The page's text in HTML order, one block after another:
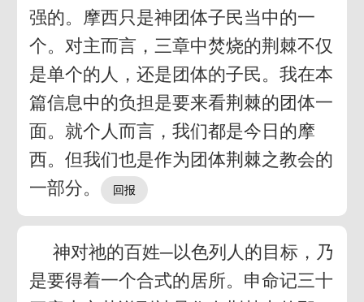
强的。摩西只是神团体子民当中的一
个。对主而言，三章中焚烧的荆棘不仅
是单个的人，还是团体的子民。我在本
篇信息中的负担是要来看荆棘的团体一
面。就个人而言，我们都是今日的摩
西。但我们也是作为团体荆棘之教会的
一部分。
神对祂的百姓─以色列人的目标，乃
是要得着一个合式的居所。申命记三十